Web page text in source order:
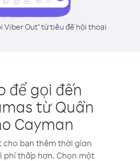
Viber Out" từ tiêu đề hội thoại
để gọi đến
từ Quần
Cayman
cho bạn thêm thời gian
phí thấp hơn. Chọn một